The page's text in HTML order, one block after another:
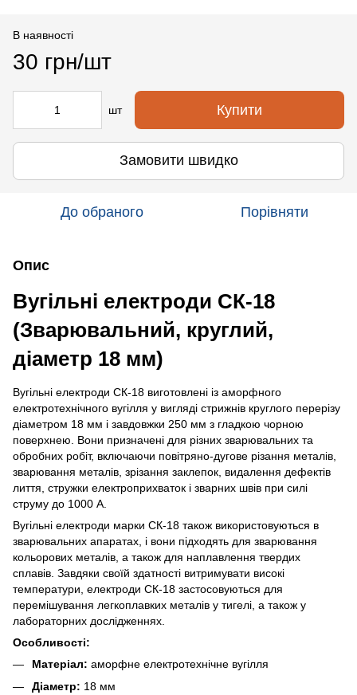
В наявності
30 грн/шт
шт Купити
Замовити швидко
До обраного Порівняти
Опис
Вугільні електроди СК-18
(Зварювальний, круглий,
діаметр 18 мм)
Вугільні електроди СК-18 виготовлені із аморфного
електротехнічного вугілля у вигляді стрижнів круглого перерізу
діаметром 18 мм і завдовжки 250 мм з гладкою чорною
поверхнею. Вони призначені для різних зварювальних та
обробних робіт, включаючи повітряно-дугове різання металів,
зварювання металів, зрізання заклепок, видалення дефектів
лиття, стружки електроприхваток і зварних швів при силі
струму до 1000 А.
Вугільні електроди марки СК-18 також використовуються в
зварювальних апаратах, і вони підходять для зварювання
кольорових металів, а також для наплавлення твердих
сплавів. Завдяки своїй здатності витримувати високі
температури, електроди СК-18 застосовуються для
перемішування легкоплавких металів у тигелі, а також у
лабораторних дослідженнях.
Особливості:
Матеріал: аморфне електротехнічне вугілля
Діаметр: 18 мм